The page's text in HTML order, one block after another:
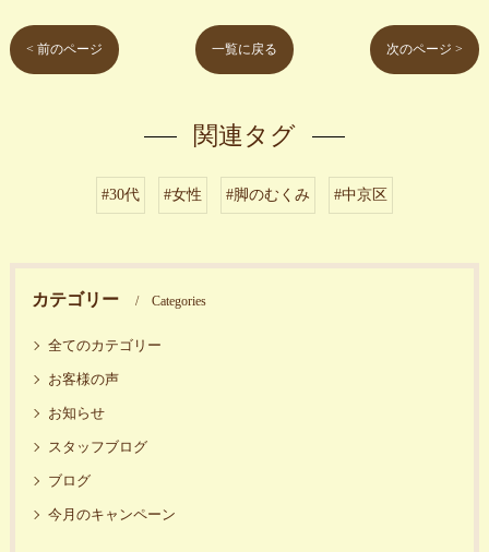
< 前のページ 一覧に戻る 次のページ >
関連タグ
#30代 #女性 #脚のむくみ #中京区
カテゴリー Categories
全てのカテゴリー
お客様の声
お知らせ
スタッフブログ
ブログ
今月のキャンペーン